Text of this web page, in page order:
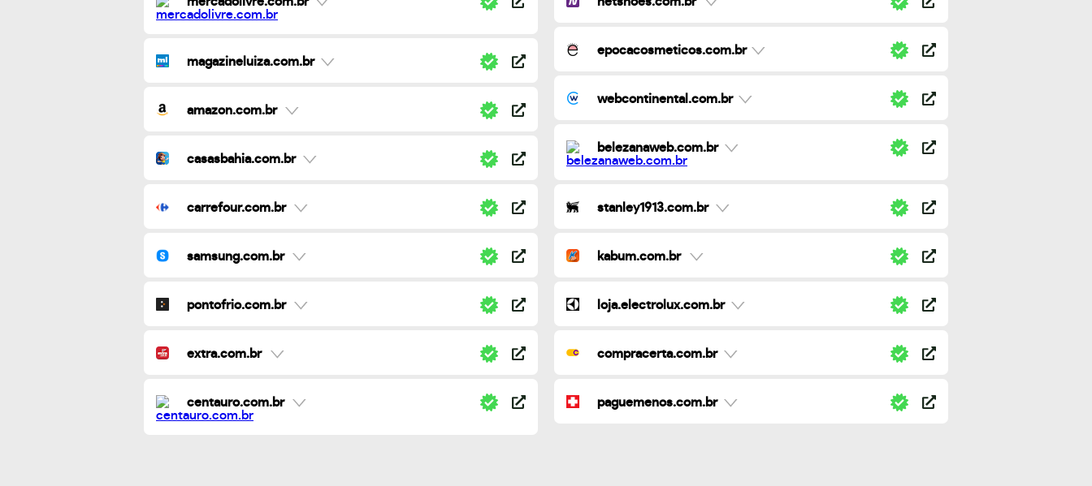
magazineluiza.com.br
amazon.com.br
casasbahia.com.br
carrefour.com.br
samsung.com.br
pontofrio.com.br
extra.com.br
centauro.com.br
epocacosmeticos.com.br
webcontinental.com.br
belezanaweb.com.br
stanley1913.com.br
kabum.com.br
loja.electrolux.com.br
compracerta.com.br
paguemenos.com.br